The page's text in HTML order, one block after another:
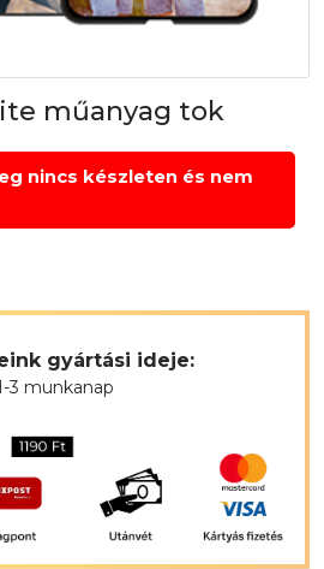
műanyag tok
nincs készleten és nem
gyártási ideje:
3 munkanap